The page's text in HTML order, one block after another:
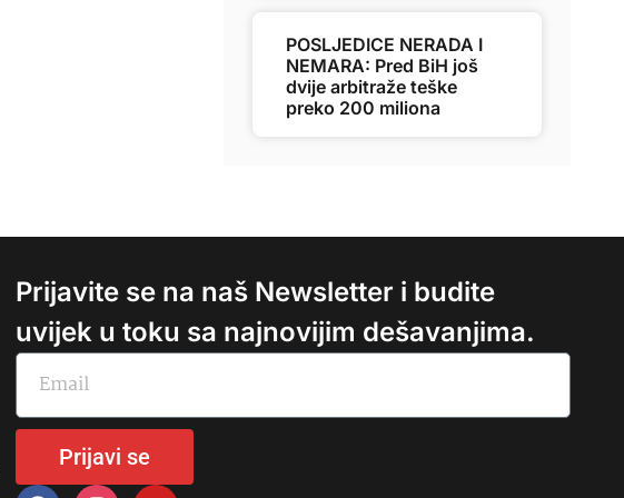
POSLJEDICE NERADA I
NEMARA: Pred BiH još
dvije arbitraže teške
preko 200 miliona
Prijavite se na naš Newsletter i budite
uvijek u toku sa najnovijim dešavanjima.
Prijavi se